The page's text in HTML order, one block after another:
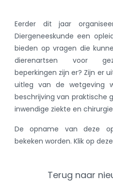
Eerder dit jaar
Diergeneeskunde een
bieden op vragen die
dierenartsen voor
beperkingen zijn er? Zijn er
uitleg van de wetgeving
beschrijving van praktische
inwendige ziekte en
De opname van deze
bekeken worden. Klik op deze
Terug naar